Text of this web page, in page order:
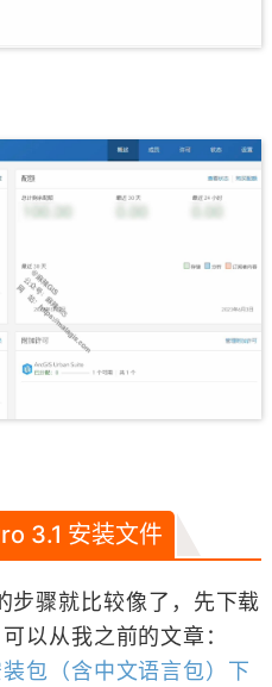
3.1 安装文件
骤就比较像了，先下载
以从我之前的文章：
包（含中文语言包）下